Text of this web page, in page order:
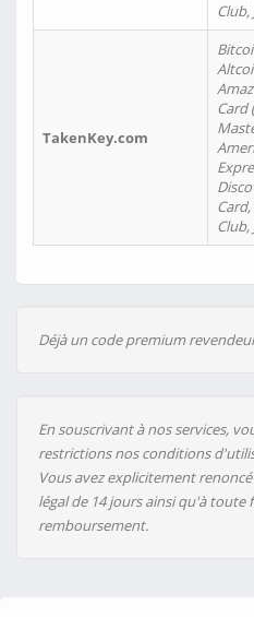
Club,
TakenKey.com
Card
Club,
Déjà un code premium
En souscrivant à nos services,
restrictions nos conditions
Vous avez explicitement
légal de 14 jours ainsi qu'à
remboursement.